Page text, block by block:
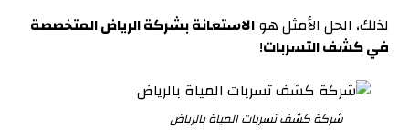
لذلك، الحل الأمثل هوالاستعانة بشركة الرياض المتخصصة
في كشف التسربات!
شركة كشف تسربات المياة بالرياض